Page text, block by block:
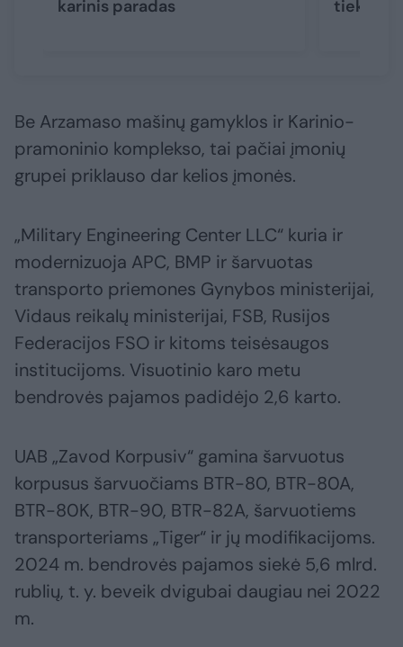
karinis paradas tiek
Be Arzamaso mašinų gamyklos ir Karinio-
pramoninio komplekso, tai pačiai įmonių
grupei priklauso dar kelios įmonės.
„Military Engineering Center LLC“ kuria ir
modernizuoja APC, BMP ir šarvuotas
transporto priemones Gynybos ministerijai,
Vidaus reikalų ministerijai, FSB, Rusijos
Federacijos FSO ir kitoms teisėsaugos
institucijoms. Visuotinio karo metu
bendrovės pajamos padidėjo 2,6 karto.
UAB „Zavod Korpusiv“ gamina šarvuotus
korpusus šarvuočiams BTR-80, BTR-80A,
BTR-80K, BTR-90, BTR-82A, šarvuotiems
transporteriams „Tiger“ ir jų modifikacijoms.
2024 m. bendrovės pajamos siekė 5,6 mlrd.
rublių, t. y. beveik dvigubai daugiau nei 2022
m.